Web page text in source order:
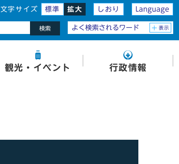
文字サイズ 標準 拡大 しおり Language
検索 よく検索されるワード 表示
観光・イベント 行政情報